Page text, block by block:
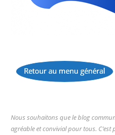
Retour au menu général
...
Nous souhaitons que le blog
agréable et convivial pour tous.